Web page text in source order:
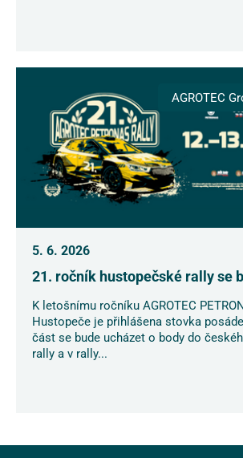
AGROTEC
5. 6. 2026
21. ročník hustopečské rally se
K letošnímu ročníku AGROTEC
Hustopeče je přihlášena stovka
část se bude ucházet o body do
rally a v rally...